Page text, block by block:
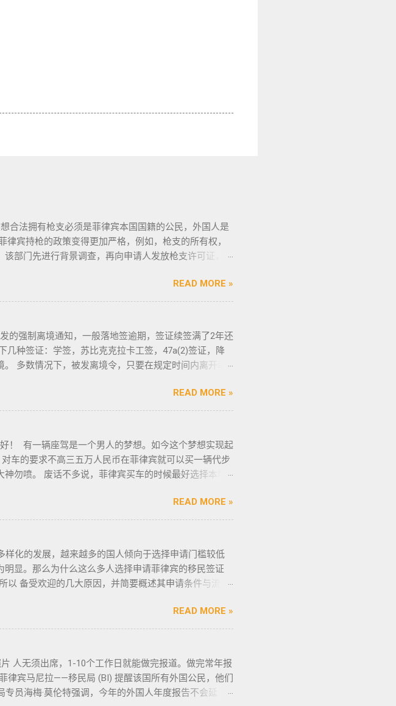
合法拥有枪支必须是菲律宾本国国籍的公民，外国人是
宾持枪的政策变得更加严格，例如，枪支的所有权，
部门先进行背景调查，再向申请人发放枪支许可证，如
还包括通过药物测试丶获得法庭许可丶精神病学检查丶
可的枪支俱乐部的枪支安全研讨会等。 菲律宾枪支受
业人员如律师丶菲律宾律师协会的成员丶注册会计师丶
教神父丶基督教牧师丶犹太教拉比丶伊斯兰教阿訇丶医生
原因是他们的职业“岌岌可危”。 只有处于实际的威胁之
中的人，才会被认定为有资格申请。 由于经商需要，
请携带许可证。 据悉，这些行业的人们必须通过药物
的两年以上徒刑的案子，才可以获得特殊枪支许可证。
狱30年。 公民被禁止在其住所以外的区域携带枪支 禁
当班的警察，在公共场合携带配枪，也会因此而被逮捕。
登记一次枪支。 如果不遵守，将导致撤销和没收枪
内，向菲律宾国家警察局枪支和爆炸物办公室（FEO）
。 目前共有五种持有枪支的许可证： 类别 1 －最多拥有2
枪 类别 4 -最多拥有15支枪 类别 5 －拥有15支...
READ MORE »
的强制离境通知，一般落地签逾期，签证续签满了2年还
几种签证：学签，苏比克克拉卡工签，47a(2)签证，降
多数情况下，被发离境令，只要在规定时间内离开菲
：0912-0912-222 优先使用TG免验证，咨询请主动告知
保护 安全 可靠，可以安排工作人员上门取件或前往我们
Deportation Order） 一般都是非法行为导致被遣
法用落地签转旅游签。 一般遣返客户都会成为“菲律宾
次再来需要洗黑。 哪些情况会被遣返？ 1. 落地签转旅游
场就被扣护照。 2. 2016年克拉克事件被抓的，又保关
工作无牌照被本地警察抓，在拘留所等待遣返或保出来
要做遣返。 5. 在机场海关是黑名单保关入境的，回国要
步就是申请驱逐令。成为菲律宾不受欢迎的人。从去
面的处理方式只有遣返。 上了菲律宾黑名单以后怎么再
律宾的话，那么您可以联系我们帮您洗黑直接清底，整
被拦，包入境的。 如果您需要了就联系我们在线客服
READ MORE »
！ 有一辆座驾是一个男人的梦想。如今这个梦想实现起
车的要求不高三五万人民币在菲律宾就可以买一辆代步
勿喷。 废话不多说，菲律宾买车的时候最好选择本地
才卖； 找到你心爱的车的时候千万不要着急下单，一定
的那一款， 同时看好的车一定要试驾，一定要试驾，
个人 ； 在菲买二手车一般都是车主将车卖给车行，车
、你会拿到两份合同，第一份是车主卖给车行的，这里
一致，车主ID和车行老板ID复印件作为合同附件一同给
合同一般都是一张空白的合同，只有车行的签字，所以
过字的合同，后面会说为什么； 3、检查CR/OR原件，
楚在哪里交保险，保险品类； 4、车牌要注意是不是临
不是同一个号码，对号码有要求的也要注意识别是不是
动1把备用的，不同车型不一样，所以要合适清楚；随车
保险、 一份OR/CR文件，这些一定要放在家里保存好，
最新信息欢迎联系和咨询我们，微信：BGC998 电报
READ MORE »
化的发展，越来越多的国人倾向于选择申请门槛较低
显。那么为什么这么多人选择申请菲律宾的移民签证
备受欢迎的几大原因，并简要概述其申请条件与流
便利与自由。 在菲律宾，主要有两种移民签证：
。需要特别注意的是，获得移民签证并不意味着放弃中
份，成功获得这些签证后，不仅能在菲律宾享受更多福
不会受到影响。 退休移民签证——SRRV
退休署(PRA)颁发的移民绿卡，持有者可以自由出入境，
金存款类和房产投资类。 现金存款类： （1）申请
多一个人需另存款1.5万美元/人； （2）存款冻结在
READ MORE »
人无须出席，1-10个工作日就能做完报道。做完常年报
律宾马尼拉——移民局 (BI) 提醒该国所有外国公民，他们
员海梅·莫伦特强调，今年的外国人年度报告不会延